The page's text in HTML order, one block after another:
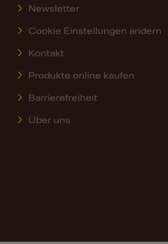
Newsletter
Cookie Einstellungen ändern
Kontakt
Produkte online kaufen
Barrierefreiheit
Über uns